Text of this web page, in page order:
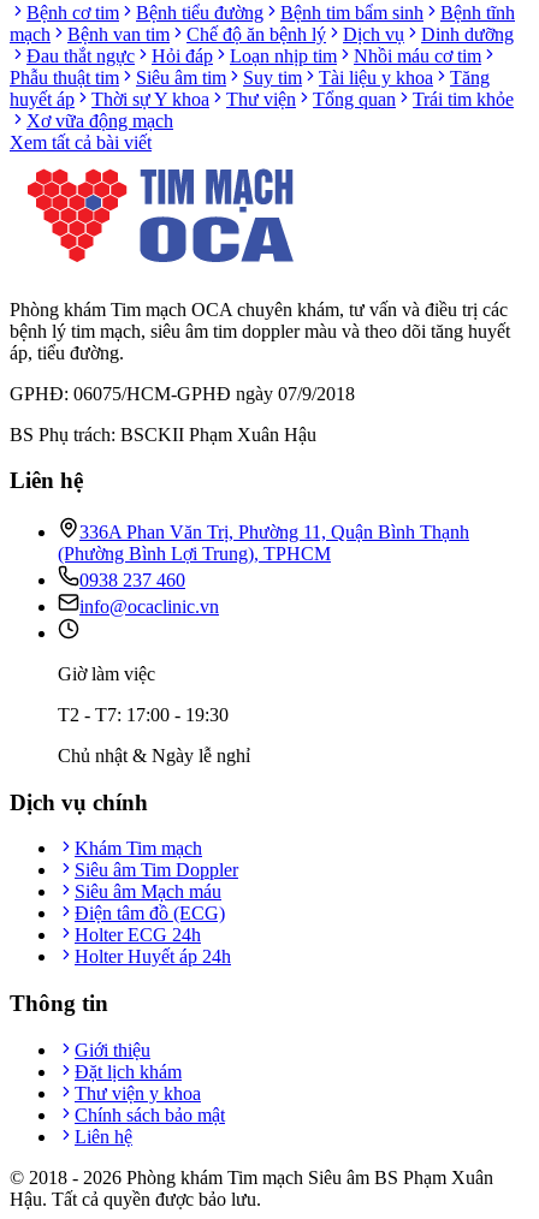
Bệnh cơ tim
Bệnh tiểu đường Bệnh tim bẩm sinh
Bệnh tĩnh
mạch
Bệnh van tim Chế độ ăn bệnh lý Dịch vụ
Dinh dưỡng
Đau thắt ngực
Hỏi đáp Loạn nhịp tim
Nhồi máu cơ tim
Phẫu thuật tim
Siêu âm tim Suy tim Tài liệu y khoa
Tăng
huyết áp
Thời sự Y khoa Thư viện Tổng quan
Trái tim khỏe
Xơ vữa động mạch
Xem tất cả bài viết
Phòng khám Tim mạch OCA chuyên khám, tư vấn và điều trị các
bệnh lý tim mạch, siêu âm tim doppler màu và theo dõi tăng huyết
áp, tiểu đường.
GPHĐ: 06075/HCM-GPHĐ ngày 07/9/2018
BS Phụ trách: BSCKII Phạm Xuân Hậu
Liên hệ
336A Phan Văn Trị, Phường 11, Quận Bình Thạnh
(Phường Bình Lợi Trung), TPHCM
0938 237 460
info@ocaclinic.vn
Giờ làm việc
T2 - T7: 17:00 - 19:30
Chủ nhật & Ngày lễ nghỉ
Dịch vụ chính
Khám Tim mạch
Siêu âm Tim Doppler
Siêu âm Mạch máu
Điện tâm đồ (ECG)
Holter ECG 24h
Holter Huyết áp 24h
Thông tin
Giới thiệu
Đặt lịch khám
Thư viện y khoa
Chính sách bảo mật
Liên hệ
© 2018 - 2026 Phòng khám Tim mạch Siêu âm BS Phạm Xuân
Hậu. Tất cả quyền được bảo lưu.